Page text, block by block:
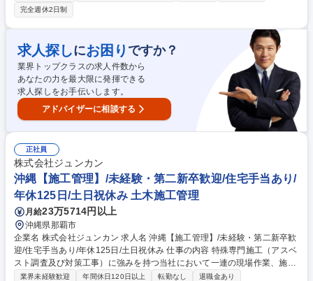
の仕事をサポートしながら一緒に学んでいくので安心！ ■「この仕事が好
き」と言い切れる情熱が一番大事。一途に、真っ直ぐに、仕事の面白さを
追求できる環境です。 ■ホームページの作成について、専門的なものに関
しては業者に外注しています。難しい知識は必要ありませんが、正確に数
字を入力したりこまめな更新を行う等丁寧なお仕事が求められます。 ■あ
なたらしいアイディアを形にできる！少数精鋭の部署なので、経験のある
方はノウハウを活かして存分に活躍いただけます。 募集職種 【福山】不
動産会社の広報・企画/年休120日/原則残業無/未経験/面接1回人柄重視
完全週休2日制
求人探しにお困り ですか？
業界トップクラスの求人件数から
あなたの力を最大限に発揮できる
求人探しをお手伝いします。
アドバイザーに相談する
正社員
株式会社ジュンカン
沖縄【施工管理】/未経験・第二新卒歓迎/住宅手当あり/
年休125日/土日祝休み 土木施工管理
月給23万5714円以上
沖縄県那覇市
企業名 株式会社ジュンカン 求人名 沖縄【施工管理】/未経験・第二新卒歓
迎/住宅手当あり/年休125日/土日祝休み 仕事の内容 特殊専門施工（アスベ
スト調査及び対策工事）に強みを持つ当社において一連の現場作業、施工
管理業務を担当します。未経験からでも専門知識を身に着け特殊施工分野
業界未経験歓迎 年間休日120日以上 転勤なし
退職金あり